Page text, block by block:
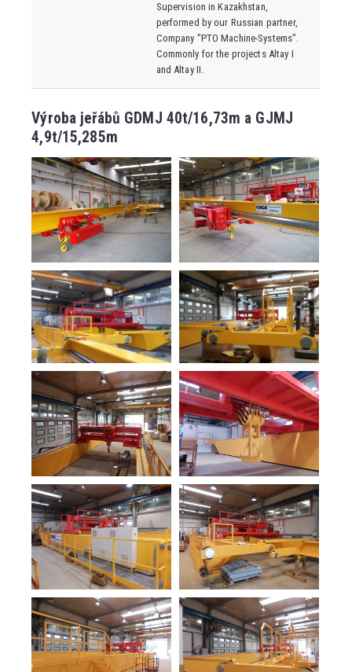
Supervision in Kazakhstan,
performed by our Russian partner,
Company "PTO Machine-Systems".
Commonly for the projects Altay I
and Altay II.
Výroba jeřábů GDMJ 40t/16,73m a GJMJ
4,9t/15,285m